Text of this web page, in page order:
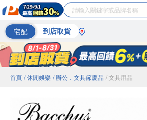
宅配 到店取貨
首頁 / 休閒娛樂 / 辦公．文具節慶品 / 文具用品